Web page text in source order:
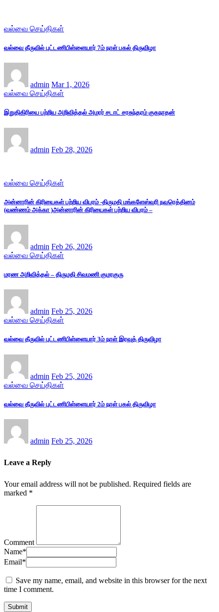
வல்வை செய்திகள்
வல்வை தீருவில் புட்டணிபிள்ளையார் 7ம் நாள் பகல் திருவிழா
admin Mar 1, 2026
வல்வை செய்திகள்
இறுதிகிரியை பற்றிய அறிவித்தல் அமரர் சடாட் சரசுந்தரம் குகநாதன்
admin Feb 28, 2026
வல்வை செய்திகள்
அன்னாரின் கிரியைகள் பற்றிய விபரம் -திருமதி மங்களேஸ்வரி நவரெத்தினம்
(வண்ணம் அக்கா )அன்னாரின் கிரியைகள் பற்றிய விபரம் –
admin Feb 26, 2026
வல்வை செய்திகள்
மரண அறிவித்தல் – திருமதி சிவமணி குமரகுரு
admin Feb 25, 2026
வல்வை செய்திகள்
வல்வை தீருவில் புட்டணிபிள்ளையார் 3ம் நாள் இரவுத் திருவிழா
admin Feb 25, 2026
வல்வை செய்திகள்
வல்வை தீருவில் புட்டணிபிள்ளையார் 2ம் நாள் பகல் திருவிழா
admin Feb 25, 2026
Leave a Reply
Your email address will not be published. Required fields are
marked *
Comment
Name*
Email*
Save my name, email, and website in this browser for the next
time I comment.